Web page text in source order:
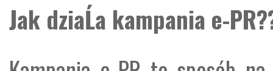
Jak dziaĹa kampania e-